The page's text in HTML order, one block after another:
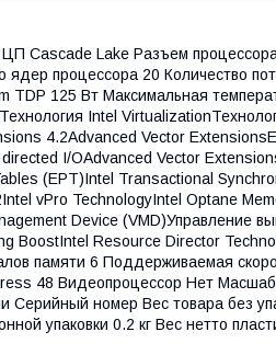
Cascade Lake Разъем
ядер процессора 20 Количество
TDP 125 Вт Максимальная
Intel
4.2Advanced Vector
I/OAdvanced Vector
(EPT)Intel Transactional
vPro TechnologyIntel Optane
Device (VMD)Управление
BoostIntel Resource Director
памяти 6 Поддерживаемая
48 Видеопроцессор Нет
Серийный номер Вес товара без
упаковки 0.2 кг Вес нетто